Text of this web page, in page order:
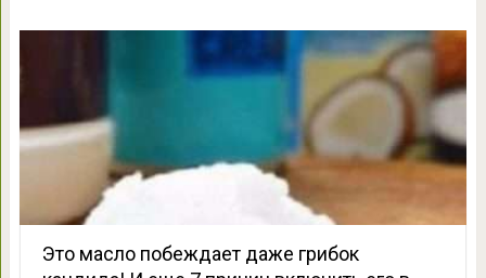
Это масло побеждает даже грибок